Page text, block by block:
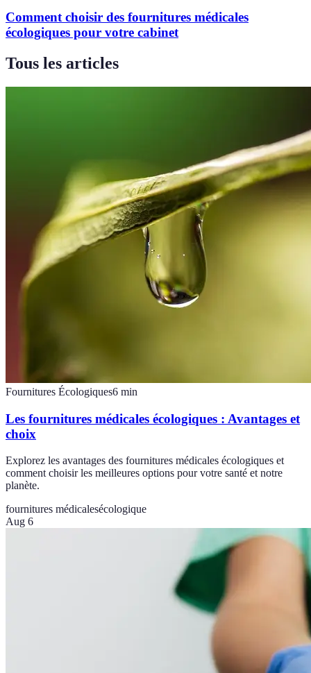
Comment choisir des fournitures médicales
écologiques pour votre cabinet
Tous les articles
Fournitures Écologiques6 min
Les fournitures médicales écologiques : Avantages et
choix
Explorez les avantages des fournitures médicales écologiques et
comment choisir les meilleures options pour votre santé et notre
planète.
fournitures médicalesécologique
Aug 6